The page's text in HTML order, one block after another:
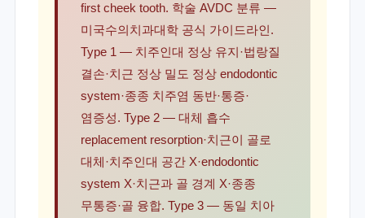
first cheek tooth. 학술 AVDC 분류 —
미국수의치과대학 공식 가이드라인.
Type 1 — 치주인대 정상 유지·법랑질
결손·치근 정상 밀도 정상 endodontic
system·종종 치주염 동반·통증·
염증성. Type 2 — 대체 흡수
replacement resorption·치근이 골로
대체·치주인대 공간 X·endodontic
system X·치근과 골 경계 X·종종
무통증·골 융합. Type 3 — 동일 치아